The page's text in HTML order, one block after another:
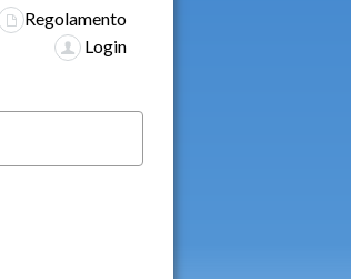
Regolamento
Login